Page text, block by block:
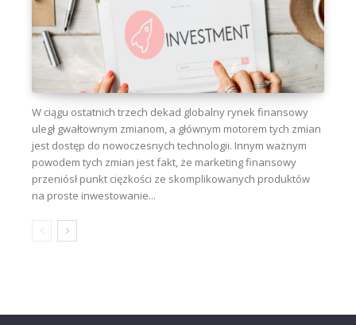
W ciągu ostatnich trzech dekad globalny rynek finansowy
uległ gwałtownym zmianom, a głównym motorem tych zmian
jest dostęp do nowoczesnych technologii. Innym ważnym
powodem tych zmian jest fakt, że marketing finansowy
przeniósł punkt ciężkości ze skomplikowanych produktów
na proste inwestowanie...